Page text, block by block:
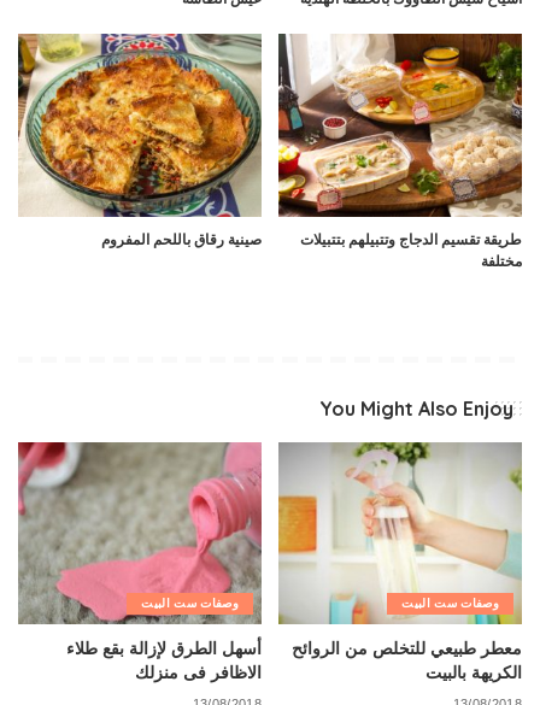
طريقة تقسيم الدجاج وتتبيلهم بتتبيلات
مختلفة
صينية رقاق باللحم المفروم
You Might Also Enjoy
وصفات ست البيت
معطر طبيعي للتخلص من الروائح
الكريهة بالبيت
وصفات ست البيت
أسهل الطرق لإزالة بقع طلاء
الاظافر فى منزلك